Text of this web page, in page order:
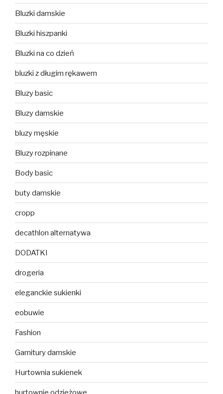
Bluzki damskie
Bluzki hiszpanki
Bluzki na co dzień
bluzki z długim rękawem
Bluzy basic
Bluzy damskie
bluzy męskie
Bluzy rozpinane
Body basic
buty damskie
cropp
decathlon alternatywa
DODATKI
drogeria
eleganckie sukienki
eobuwie
Fashion
Garnitury damskie
Hurtownia sukienek